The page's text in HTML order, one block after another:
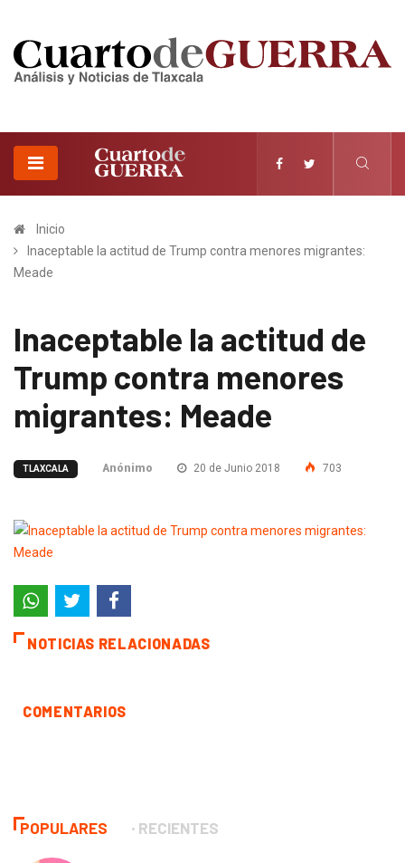
Inicio
Inaceptable la actitud de Trump contra menores migrantes:
Meade
Inaceptable la actitud de
Trump contra menores
migrantes: Meade
TLAXCALA Anónimo 20 de Junio 2018 703
NOTICIAS RELACIONADAS
COMENTARIOS
POPULARES RECIENTES